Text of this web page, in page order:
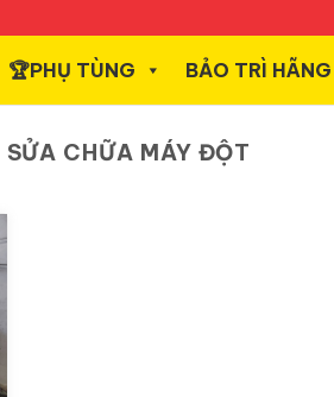
️🏆PHỤ TÙNG BẢO TRÌ HÃNG
SỬA CHỮA MÁY ĐỘT